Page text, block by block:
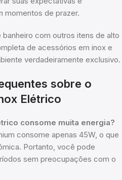
momentos de prazer.
com outros itens de alto
de acessórios em inox e
verdadeiramente exclusivo.
sobre o
Elétrico
consome muita energia?
consome apenas 45W, o que
Portanto, você pode
sem preocupações com o